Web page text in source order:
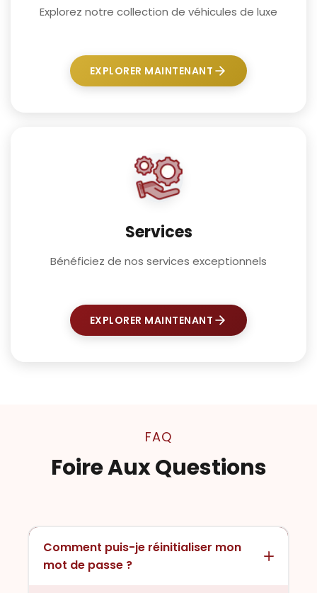
Explorez notre collection de véhicules de luxe
EXPLORER MAINTENANT
Services
Bénéficiez de nos services exceptionnels
EXPLORER MAINTENANT
FAQ
Foire Aux Questions
Comment puis-je réinitialiser mon
mot de passe ?